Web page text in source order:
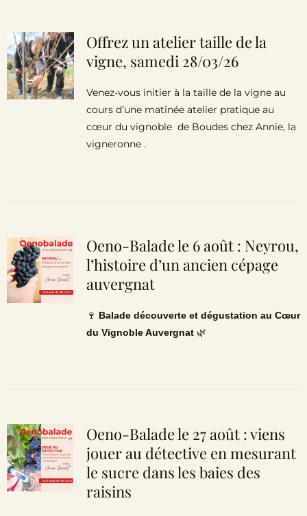
Offrez un atelier taille de la
vigne, samedi 28/03/26
Venez-vous initier à la taille de la vigne au
cours d’une matinée atelier pratique au
cœur du vignoble de Boudes chez Annie, la
vigneronne .
Oeno-Balade le 6 août : Neyrou,
l’histoire d’un ancien cépage
auvergnat
🍷 Balade découverte et dégustation au Cœur
du Vignoble Auvergnat🌿
Oeno-Balade le 27 août : viens
jouer au détective en mesurant
le sucre dans les baies des
raisins